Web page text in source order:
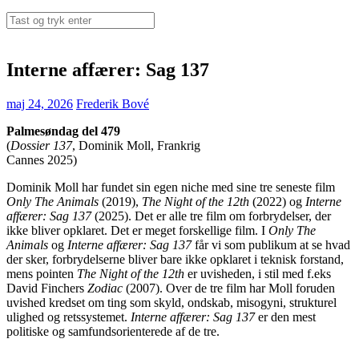
Søg
efter:
Interne affærer: Sag 137
maj 24, 2026 Frederik Bové
Palmesøndag del 479
(Dossier 137, Dominik Moll, Frankrig
Cannes 2025)
Dominik Moll har fundet sin egen niche med sine tre seneste film
Only The Animals (2019), The Night of the 12th (2022) og Interne
affærer: Sag 137(2025). Det er alle tre film om forbrydelser, der
ikke bliver opklaret. Det er meget forskellige film. I Only The
Animals og Interne affærer: Sag 137får vi som publikum at se hvad
der sker, forbrydelserne bliver bare ikke opklaret i teknisk forstand,
mens pointen The Night of the 12th er uvisheden, i stil med f.eks
David Finchers Zodiac (2007). Over de tre film har Moll foruden
uvished kredset om ting som skyld, ondskab, misogyni, strukturel
ulighed og retssystemet. Interne affærer: Sag 137er den mest
politiske og samfundsorienterede af de tre.